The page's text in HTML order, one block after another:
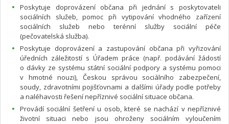
Poskytuje doprovázení občana při jednání s poskytovateli
sociálních služeb, pomoc při vytipování vhodného zařízení
sociálních služeb nebo terénní služby sociální péče
(pečovatelská služba).
Poskytuje doprovázení a zastupování občana při vyřizování
úředních záležitostí s Úřadem práce (např. podávání žádostí
o dávky ze systému státní sociální podpory a systému pomoci
v hmotné nouzi), Českou správou sociálního zabezpečení,
soudy, zdravotními pojišťovnami a dalšími úřady podle potřeby
a naléhavosti řešení nepříznivé sociální situace občana.
Provádí sociální šetření u osob, které se nachází v nepříznivé
životní situaci nebo jsou ohroženy sociálním vyloučením